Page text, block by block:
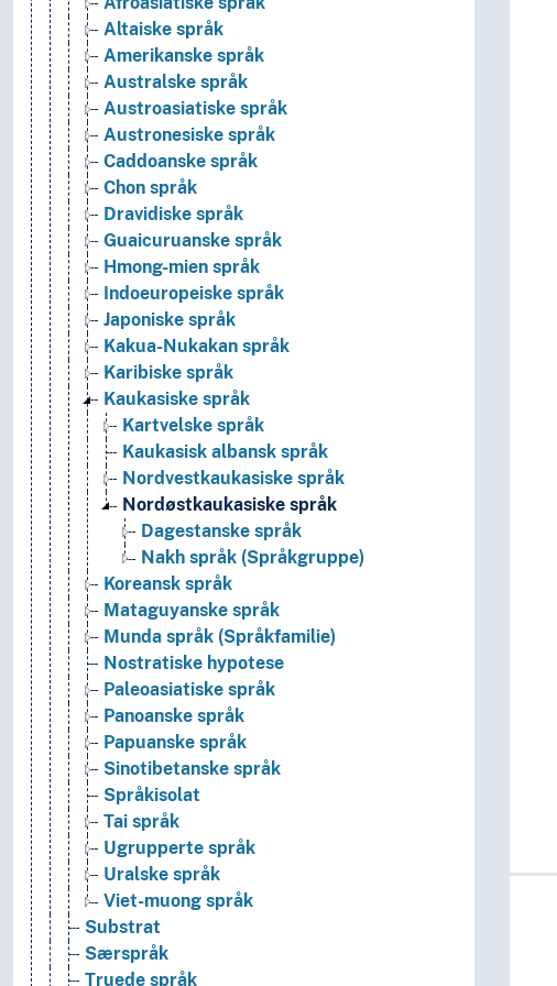
Altaiske språk
Amerikanske språk
Australske språk
Austroasiatiske språk
Austronesiske språk
Caddoanske språk
Chon språk
Dravidiske språk
Guaicuruanske språk
Hmong-mien språk
Indoeuropeiske språk
Japoniske språk
Kakua-Nukakan språk
Karibiske språk
Kaukasiske språk
Kartvelske språk
Kaukasisk albansk språk
Nordvestkaukasiske språk
Nordøstkaukasiske språk
Dagestanske språk
Nakh språk (Språkgruppe)
Koreansk språk
Mataguyanske språk
Munda språk (Språkfamilie)
Nostratiske hypotese
Paleoasiatiske språk
Panoanske språk
Papuanske språk
Sinotibetanske språk
Språkisolat
Tai språk
Ugrupperte språk
Uralske språk
Viet-muong språk
Substrat
Særspråk
Truede språk